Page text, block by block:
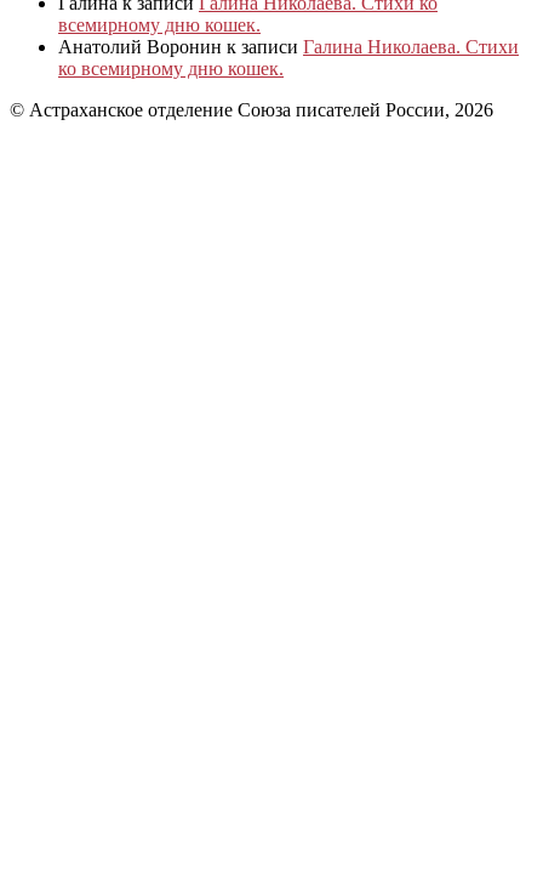
всемирному дню кошек.
Анатолий Воронин к записи Галина Николаева. Стихи
ко всемирному дню кошек.
© Астраханское отделение Союза писателей России, 2026